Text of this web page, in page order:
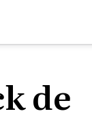
de